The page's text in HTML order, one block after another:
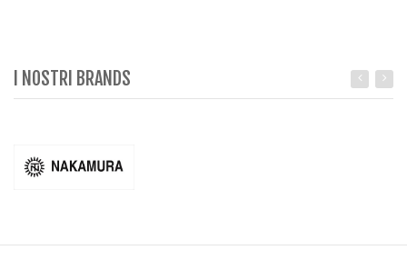
I NOSTRI BRANDS